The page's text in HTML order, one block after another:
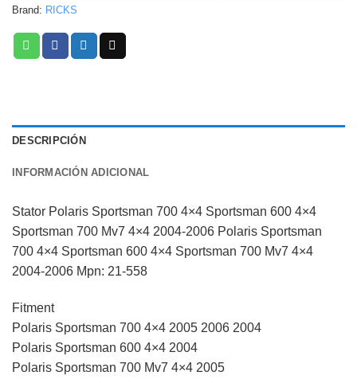
Brand: RICKS
DESCRIPCIÓN
INFORMACIÓN ADICIONAL
Stator Polaris Sportsman 700 4×4 Sportsman 600 4×4
Sportsman 700 Mv7 4×4 2004-2006 Polaris Sportsman
700 4×4 Sportsman 600 4×4 Sportsman 700 Mv7 4×4
2004-2006 Mpn: 21-558
Fitment
Polaris Sportsman 700 4×4 2005 2006 2004
Polaris Sportsman 600 4×4 2004
Polaris Sportsman 700 Mv7 4×4 2005